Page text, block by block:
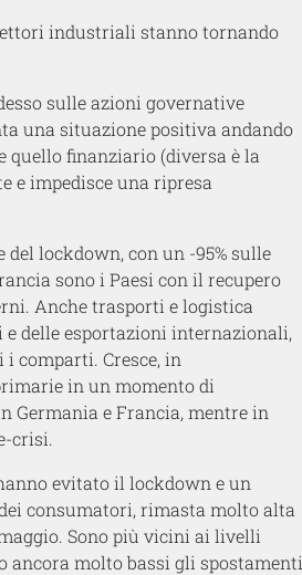
industriali stanno tornando
sulle azioni governative
una situazione positiva andando
finanziario (diversa è la
e impedisce una ripresa
lockdown, con un -95% sulle
sono i Paesi con il recupero
Anche trasporti e logistica
delle esportazioni internazionali,
comparti. Cresce, in
in un momento di
Germania e Francia, mentre in
crisi.
evitato il lockdown e un
consumatori, rimasta molto alta
Sono più vicini ai livelli
molto bassi gli spostamenti